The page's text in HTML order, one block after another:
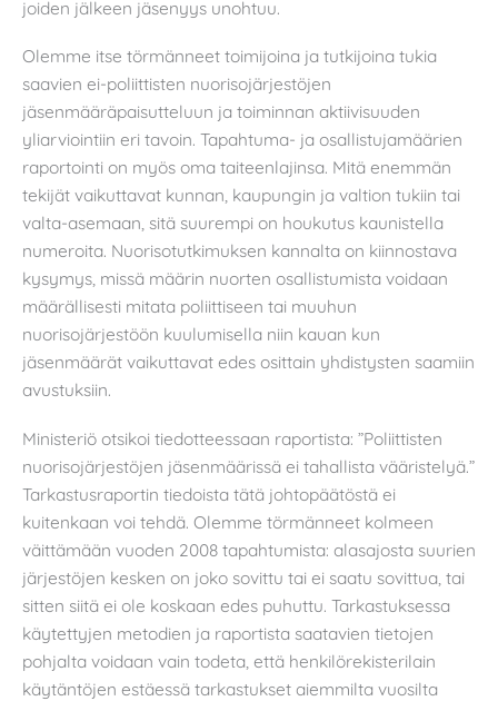
joiden jälkeen jäsenyys unohtuu.
Olemme itse törmänneet toimijoina ja tutkijoina tukia
saavien ei-poliittisten nuorisojärjestöjen
jäsenmääräpaisutteluun ja toiminnan aktiivisuuden
yliarviointiin eri tavoin. Tapahtuma- ja osallistujamäärien
raportointi on myös oma taiteenlajinsa. Mitä enemmän
tekijät vaikuttavat kunnan, kaupungin ja valtion tukiin tai
valta-asemaan, sitä suurempi on houkutus kaunistella
numeroita. Nuorisotutkimuksen kannalta on kiinnostava
kysymys, missä määrin nuorten osallistumista voidaan
määrällisesti mitata poliittiseen tai muuhun
nuorisojärjestöön kuulumisella niin kauan kun
jäsenmäärät vaikuttavat edes osittain yhdistysten saamiin
avustuksiin.
Ministeriö otsikoi tiedotteessaan raportista: ”Poliittisten
nuorisojärjestöjen jäsenmäärissä ei tahallista vääristelyä.”
Tarkastusraportin tiedoista tätä johtopäätöstä ei
kuitenkaan voi tehdä. Olemme törmänneet kolmeen
väittämään vuoden 2008 tapahtumista: alasajosta suurien
järjestöjen kesken on joko sovittu tai ei saatu sovittua, tai
sitten siitä ei ole koskaan edes puhuttu. Tarkastuksessa
käytettyjen metodien ja raportista saatavien tietojen
pohjalta voidaan vain todeta, että henkilörekisterilain
käytäntöjen estäessä tarkastukset aiemmilta vuosilta